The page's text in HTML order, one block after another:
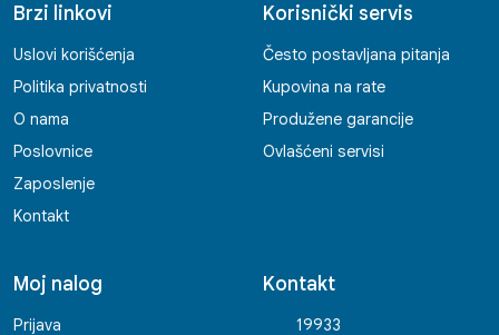
Brzi linkovi
Uslovi korišćenja
Politika privatnosti
O nama
Poslovnice
Zaposlenje
Kontakt
Korisnički servis
Često postavljana pitanja
Kupovina na rate
Produžene garancije
Ovlašćeni servisi
Moj nalog
Prijava
Kontakt
19933